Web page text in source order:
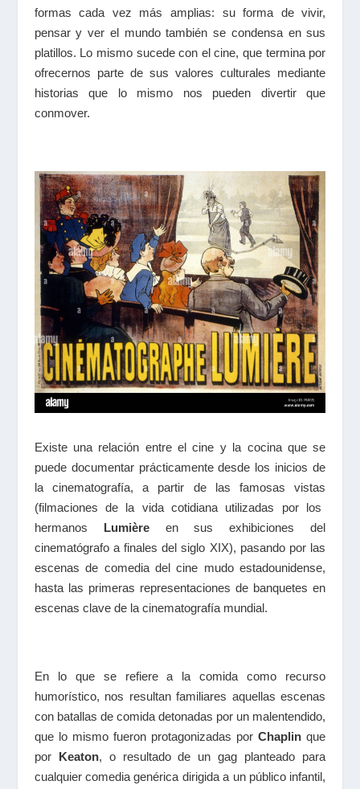
formas cada vez más amplias: su forma de vivir,
pensar y ver el mundo también se condensa en sus
platillos. Lo mismo sucede con el cine, que termina por
ofrecernos parte de sus valores culturales mediante
historias que lo mismo nos pueden divertir que
conmover.
Existe una relación entre el cine y la cocina que se
puede documentar prácticamente desde los inicios de
la cinematografía, a partir de las famosasvistas
(filmaciones de la vida cotidiana utilizadas por los
hermanos Lumièreen sus exhibiciones del
cinematógrafo a finales del siglo XIX), pasando por las
escenas de comedia del cine mudo estadounidense,
hasta las primeras representaciones de banquetes en
escenas clave de la cinematografía mundial.
En lo que se refiere a la comida como recurso
humorístico, nos resultan familiares aquellas escenas
con batallas de comida detonadas por un malentendido,
que lo mismo fueron protagonizadas porChaplin que
por Keaton, o resultado de ungag planteado para
cualquier comedia genérica dirigida a un público infantil,